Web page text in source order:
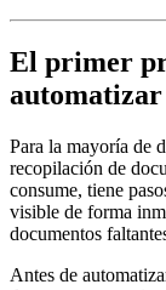
El primer
automatizar
Para la mayoría de
recopilación de
consume, tiene
visible de forma
documentos
Antes de